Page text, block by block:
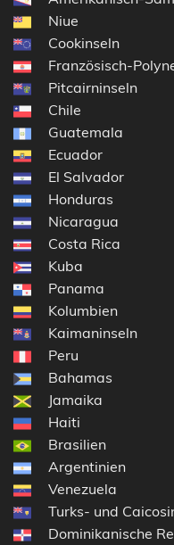
Niue
Cookinseln
Französisch-
Pitcairninseln
Chile
Guatemala
Ecuador
El Salvador
Honduras
Nicaragua
Costa Rica
Kuba
Panama
Kolumbien
Kaimaninseln
Peru
Bahamas
Jamaika
Haiti
Brasilien
Argentinien
Venezuela
Turks- und
Dominikanische